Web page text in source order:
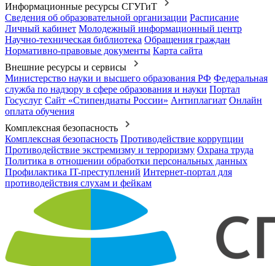
Информационные ресурсы СГУГиТ
Сведения об образовательной организации Расписание
Личный кабинет Молодежный информационный центр
Научно-техническая библиотека Обращения граждан
Нормативно-правовые документы Карта сайта
Внешние ресурсы и сервисы
Министерство науки и высшего образования РФ Федеральная
служба по надзору в сфере образования и науки Портал
Госуслуг Сайт «Стипендиаты России» Антиплагиат Онлайн
оплата обучения
Комплексная безопасность
Комплексная безопасность Противодействие коррупции
Противодействие экстремизму и терроризму Охрана труда
Политика в отношении обработки персональных данных
Профилактика IT-преступлений Интернет-портал для
противодействия слухам и фейкам